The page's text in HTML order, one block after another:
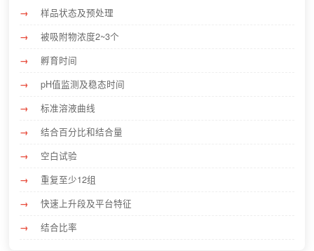
样品状态及预处理
被吸附物浓度2~3个
孵育时间
pH值监测及稳态时间
标准溶液曲线
结合百分比和结合量
空白试验
重复至少12组
快速上升段及平台特征
结合比率